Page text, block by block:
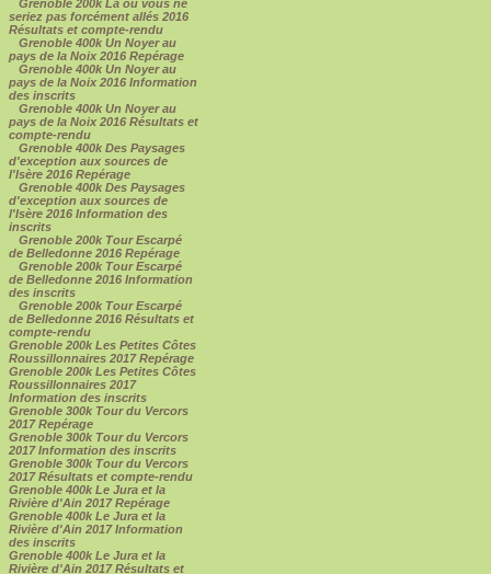
Grenoble 200k Là où vous ne
seriez pas forcément allés 2016
Résultats et compte-rendu
Grenoble 400k Un Noyer au
pays de la Noix 2016 Repérage
Grenoble 400k Un Noyer au
pays de la Noix 2016 Information
des inscrits
Grenoble 400k Un Noyer au
pays de la Noix 2016 Résultats et
compte-rendu
Grenoble 400k Des Paysages
d'exception aux sources de
l'Isère 2016 Repérage
Grenoble 400k Des Paysages
d'exception aux sources de
l'Isère 2016 Information des
inscrits
Grenoble 200k Tour Escarpé
de Belledonne 2016 Repérage
Grenoble 200k Tour Escarpé
de Belledonne 2016 Information
des inscrits
Grenoble 200k Tour Escarpé
de Belledonne 2016 Résultats et
compte-rendu
Grenoble 200k Les Petites Côtes
Roussillonnaires 2017 Repérage
Grenoble 200k Les Petites Côtes
Roussillonnaires 2017
Information des inscrits
Grenoble 300k Tour du Vercors
2017 Repérage
Grenoble 300k Tour du Vercors
2017 Information des inscrits
Grenoble 300k Tour du Vercors
2017 Résultats et compte-rendu
Grenoble 400k Le Jura et la
Rivière d'Ain 2017 Repérage
Grenoble 400k Le Jura et la
Rivière d'Ain 2017 Information
des inscrits
Grenoble 400k Le Jura et la
Rivière d'Ain 2017 Résultats et